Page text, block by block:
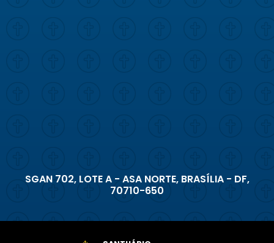
SGAN 702, LOTE A - ASA NORTE, BRASÍLIA - DF,
70710-650